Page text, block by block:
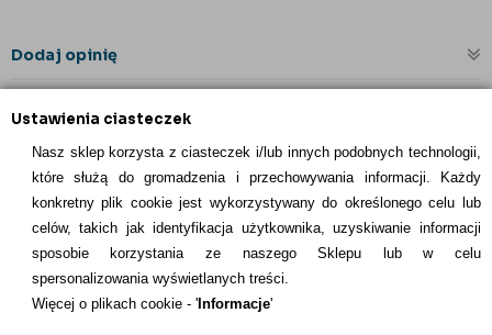
Ustawienia ciasteczek
Nasz sklep korzysta z ciasteczek i/lub innych podobnych technologii,
które służą do gromadzenia i przechowywania informacji. Każdy
konkretny plik cookie jest wykorzystywany do określonego celu lub
celów, takich jak identyfikacja użytkownika, uzyskiwanie informacji
sposobie korzystania ze naszego Sklepu lub w celu
spersonalizowania wyświetlanych treści.
Więcej o plikach cookie - 'Informacje'
Dodaj opinię
INFORMACJE KONTAKTOWE
Informacje